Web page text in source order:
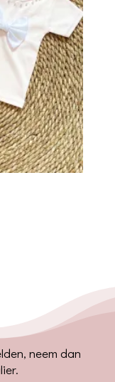
neem dan